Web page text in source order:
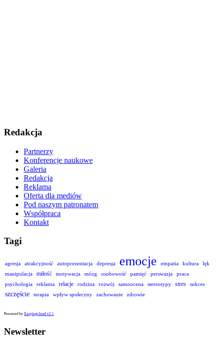
Redakcja
Partnerzy
Konferencje naukowe
Galeria
Redakcja
Reklama
Oferta dla mediów
Pod naszym patronatem
Współpraca
Kontakt
Tagi
agresja atrakcyjność autoprezentacja depresja emocje empatia kultura
lęk
manipulacja
miłość motywacja mózg osobowość pamięć perswazja
praca
psychologia
reklama relacje rodzina rozwój samoocena stereotypy stres sukces
szczęście terapia wpływ społeczny zachowanie zdrowie
Powered by Easytagcloud v2.1
Newsletter